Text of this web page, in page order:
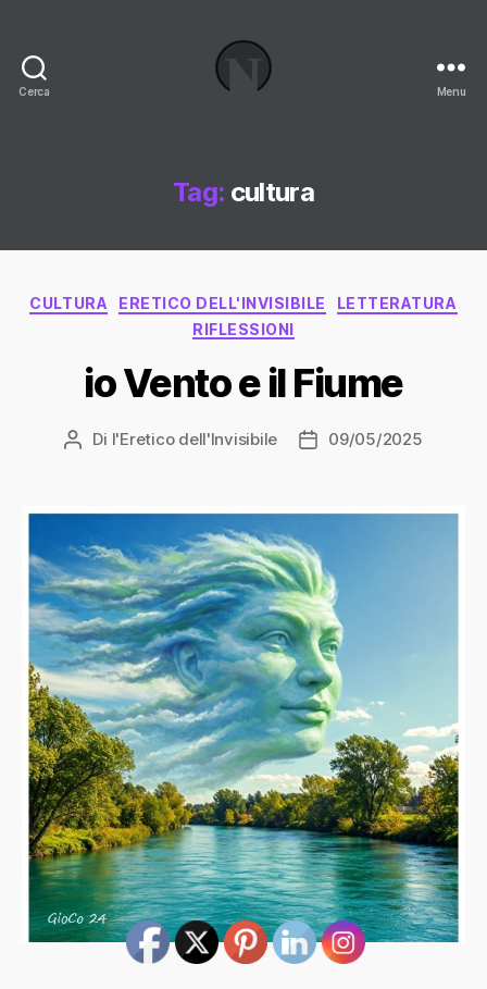
Cerca
Blog
Menu
Tag: cultura
Categorie
CULTURA ERETICO DELL'INVISIBILE
LETTERATURA
RIFLESSIONI
io Vento e il Fiume
Autore
Di l'Eretico dell'Invisibile
Data09/05/2025